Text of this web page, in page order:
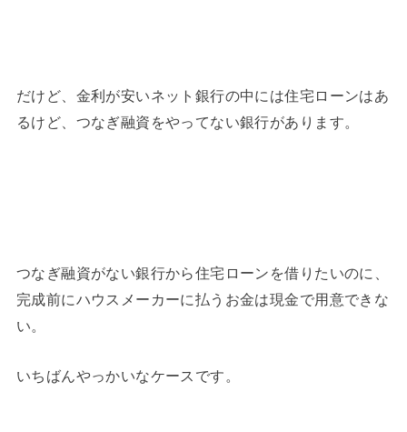
だけど、金利が安いネット銀行の中には住宅ローンはあ
るけど、つなぎ融資をやってない銀行があります。
つなぎ融資がない銀行から住宅ローンを借りたいのに、
完成前にハウスメーカーに払うお金は現金で用意できな
い。
いちばんやっかいなケースです。